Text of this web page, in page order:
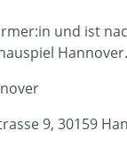
und ist
Hannover.
9, 30159